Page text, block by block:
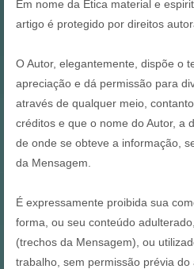
Em nome da Ética material e
artigo é protegido por direitos
O Autor, elegantemente, dispõe o
apreciação e dá permissão para
através de qualquer meio,
créditos e que o nome do Autor, a
de onde se obteve a informação,
da Mensagem.
É expressamente proibida sua
forma, ou seu conteúdo
(trechos da Mensagem), ou
trabalho, sem permissão prévia do